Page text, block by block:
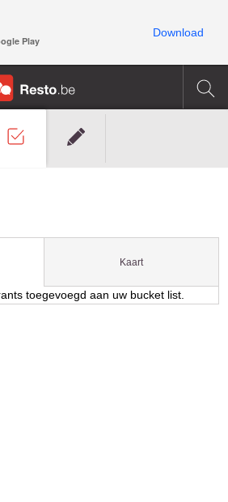
Kaart
toegevoegd aan uw bucket list.
Play
Download